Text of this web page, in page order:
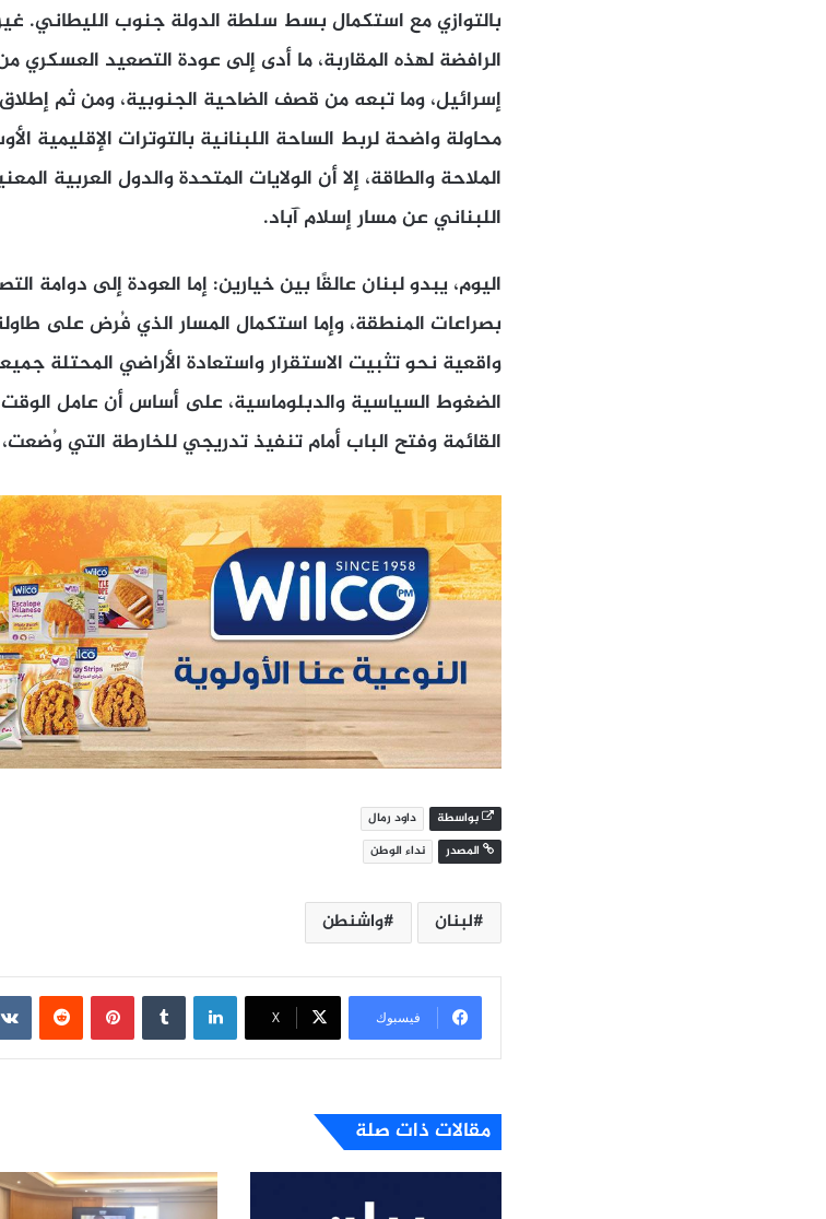
بالتوازي مع استكمال بسط سلطة الدولة جنوب الليطاني.
الرافضة لهذه المقاربة، ما أدى إلى عودة التصعيد العسكري
إسرائيل، وما تبعه من قصف الضاحية الجنوبية، ومن ثم
محاولة واضحة لربط الساحة اللبنانية بالتوترات الإقليمية
الملاحة والطاقة، إلا أن الولايات المتحدة والدول العربية
اللبناني عن مسار إسلام آباد.
اليوم، يبدو لبنان عالقًا بين خيارين: إما العودة إلى دوامة
بصراعات المنطقة، وإما استكمال المسار الذي فُرض على
واقعية نحو تثبيت الاستقرار واستعادة الأراضي المحتلة
الضغوط السياسية والدبلوماسية، على أساس أن عامل
القائمة وفتح الباب أمام تنفيذ تدريجي للخارطة التي
بواسطة
داود رمال
المصدر
نداء الوطن
لبنان واشنطن
فيسبوك X
لينكدإن بينتيريست
مقالات ذات صلة